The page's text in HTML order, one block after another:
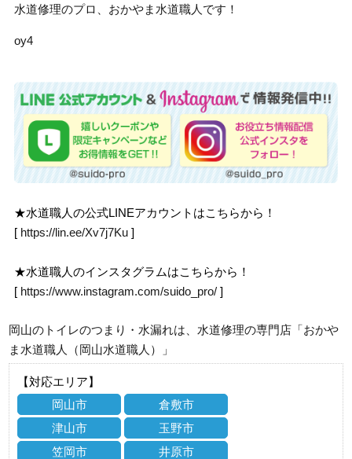
水道修理のプロ、おかやま水道職人です！
oy4
★水道職人の公式LINEアカウントはこちらから！
[ https://lin.ee/Xv7j7Ku ]
★水道職人のインスタグラムはこちらから！
[ https://www.instagram.com/suido_pro/ ]
岡山のトイレのつまり・水漏れは、水道修理の専門店「おかや
ま水道職人（岡山水道職人）」
【対応エリア】
岡山市
倉敷市
津山市
玉野市
笠岡市
井原市